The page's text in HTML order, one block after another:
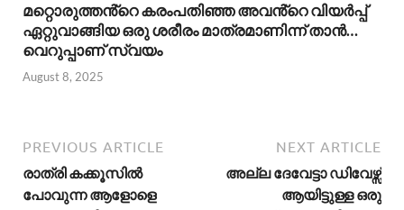
മറ്റൊരുത്തൻ്റെ കരംപതിഞ്ഞ അവൻ്റെ വിയർപ്പ്
ഏറ്റുവാങ്ങിയ ഒരു ശരീരം മാത്രമാണിന്ന് താൻ…
വെറുപ്പാണ് സ്വയം
August 8, 2025
PREVIOUS ARTICLE
രാത്രി കക്കൂസിൽ
പോവുന്ന ആളോളെ
NEXT ARTICLE
അല്ല ദേവേട്ടാ ഡിവേഴ്സ്
ആയിട്ടുള്ള ഒരു